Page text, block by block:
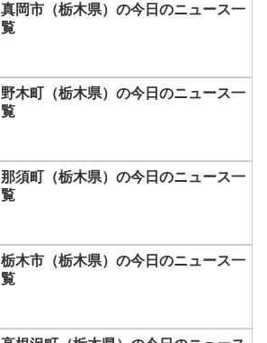
真岡市（栃木県）の今日のニュース一
覧
野木町（栃木県）の今日のニュース一
覧
那須町（栃木県）の今日のニュース一
覧
栃木市（栃木県）の今日のニュース一
覧